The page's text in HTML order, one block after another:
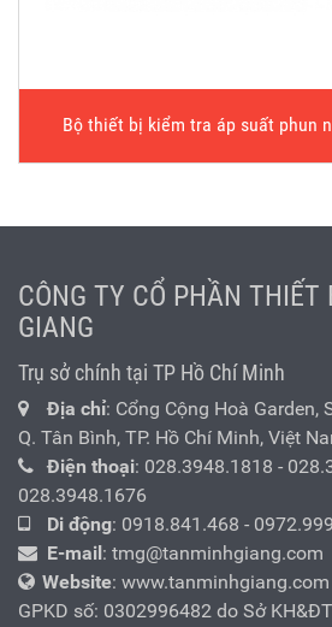
Bộ thiết bị kiểm tra áp suất phun
CÔNG TY CỔ PHẦN
GIANG
Trụ sở chính tại TP Hồ Chí Minh
Địa chỉ: Cổng Cộng Hoà Garden,
Q. Tân Bình, TP. Hồ Chí Minh, Việt
Điện thoại: 028.3948.1818 -
028.3948.1676
Di động: 0918.841.468 -
E-mail : tmg@tanminhgiang.com
Website: www.tanminhgiang.com
GPKD số: 0302996482 do Sở